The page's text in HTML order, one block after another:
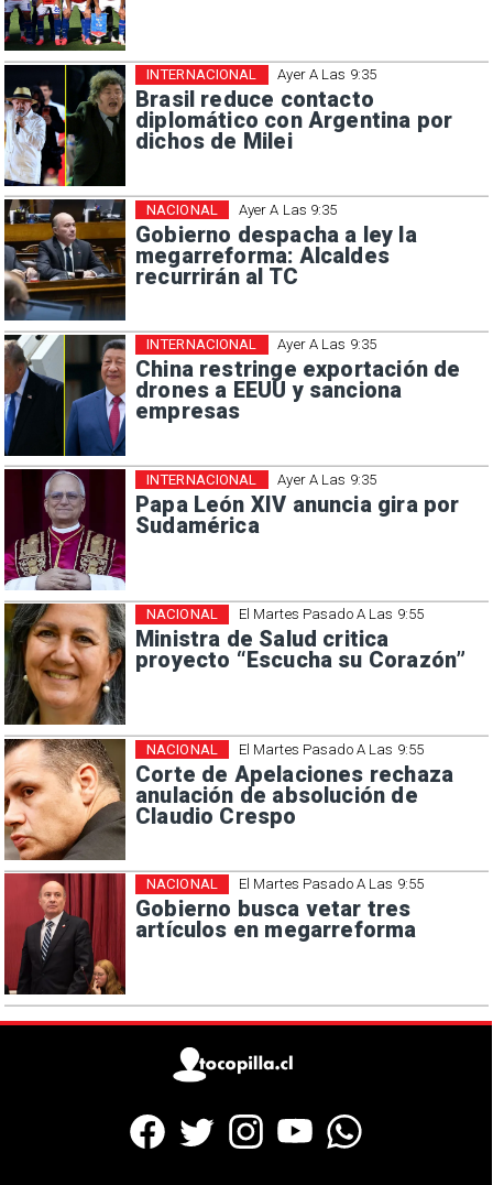
Ayer A Las 9:35
Brasil reduce contacto
diplomático con Argentina por
dichos de Milei
INTERNACIONAL
Ayer A Las 9:35
Gobierno despacha a ley la
megarreforma: Alcaldes
recurrirán al TC
NACIONAL
Ayer A Las 9:35
China restringe exportación de
drones a EEUU y sanciona
empresas
INTERNACIONAL
Ayer A Las 9:35
Papa León XIV anuncia gira por
Sudamérica
INTERNACIONAL
El Martes Pasado A Las 9:55
Ministra de Salud critica
proyecto “Escucha su Corazón”
NACIONAL
El Martes Pasado A Las 9:55
Corte de Apelaciones rechaza
anulación de absolución de
Claudio Crespo
NACIONAL
El Martes Pasado A Las 9:55
Gobierno busca vetar tres
artículos en megarreforma
NACIONAL